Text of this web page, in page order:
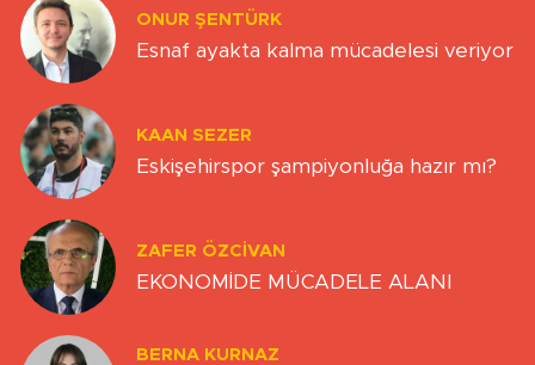
ONUR ŞENTÜRK
Esnaf ayakta kalma mücadelesi veriyor
KAAN SEZER
Eskişehirspor şampiyonluğa hazır mı?
ZAFER ÖZCIVAN
EKONOMİDE MÜCADELE ALANI
BERNA KURNAZ